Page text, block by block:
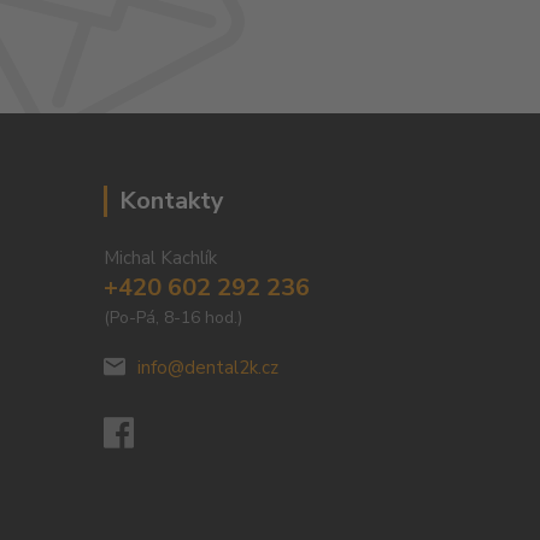
Kontakty
Michal Kachlík
+420 602 292 236
(Po-Pá, 8-16 hod.)
info@dental2k.cz